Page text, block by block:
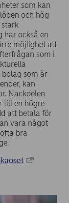
som kan
och hög
stark
har också en
möjlighet att
som i
som är
kan
Nackdelen
till en högre
att betala för
vara något
bra